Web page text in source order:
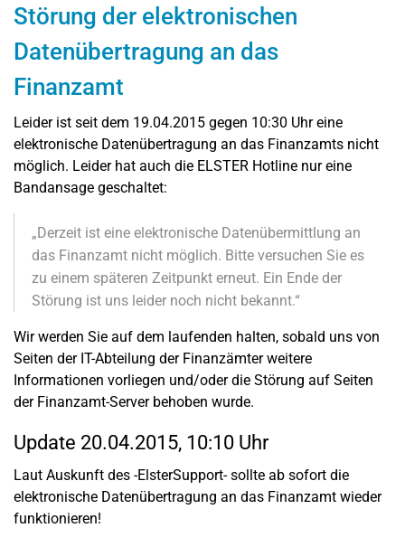
Störung der elektronischen
Datenübertragung an das
Finanzamt
Leider ist seit dem 19.04.2015 gegen 10:30 Uhr eine
elektronische Datenübertragung an das Finanzamts nicht
möglich. Leider hat auch die ELSTER Hotline nur eine
Bandansage geschaltet:
„Derzeit ist eine elektronische Datenübermittlung an
das Finanzamt nicht möglich. Bitte versuchen Sie es
zu einem späteren Zeitpunkt erneut. Ein Ende der
Störung ist uns leider noch nicht bekannt.“
Wir werden Sie auf dem laufenden halten, sobald uns von
Seiten der IT-Abteilung der Finanzämter weitere
Informationen vorliegen und/oder die Störung auf Seiten
der Finanzamt-Server behoben wurde.
Update 20.04.2015, 10:10 Uhr
Laut Auskunft des -ElsterSupport- sollte ab sofort die
elektronische Datenübertragung an das Finanzamt wieder
funktionieren!